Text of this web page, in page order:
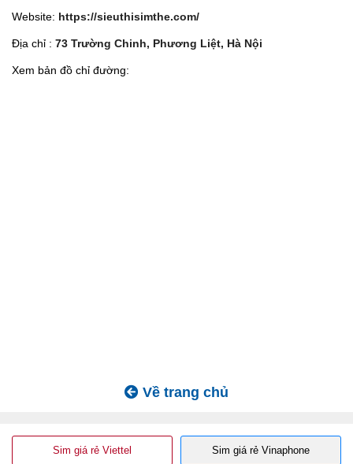
Website: https://sieuthisimthe.com/
Địa chỉ : 73 Trường Chinh, Phương Liệt, Hà Nội
Xem bản đồ chỉ đường:
Về trang chủ
Sim giá rẻ Viettel Sim giá rẻ Vinaphone